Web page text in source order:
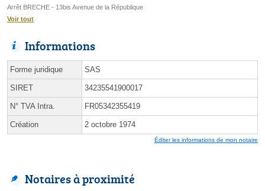
Arrêt BRECHE - 13bis Avenue de la République
Voir tout
Informations
Forme juridique SAS
SIRET 34235541900017
N° TVA Intra. FR05342355419
Création 2 octobre 1974
Éditer les informations de mon notaire
Notaires à proximité